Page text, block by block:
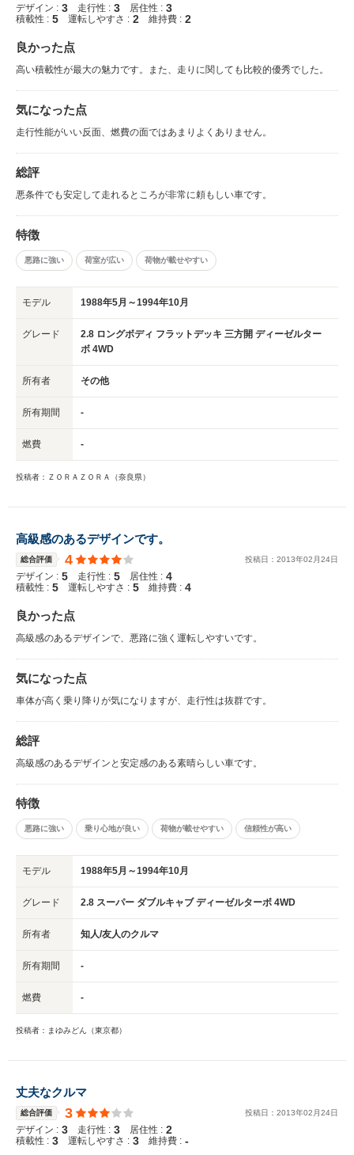
デザイン : 3 走行性 : 3 居住性 : 3
積載性 : 5 運転しやすさ : 2 維持費 : 2
良かった点
高い積載性が最大の魅力です。また、走りに関しても比較的優秀でした。
気になった点
走行性能がいい反面、燃費の面ではあまりよくありません。
総評
悪条件でも安定して走れるところが非常に頼もしい車です。
特徴
悪路に強い 荷室が広い 荷物が載せやすい
モデル 1988年5月～1994年10月
グレード
2.8 ロングボディ フラットデッキ 三方開 ディーゼルター
ボ 4WD
所有者 その他
所有期間 -
燃費 -
投稿者：ＺＯＲＡＺＯＲＡ（奈良県）
高級感のあるデザインです。
総合評価 4 投稿日： 2013年02 月24日
デザイン : 5 走行性 : 5 居住性 : 4
積載性 : 5 運転しやすさ : 5 維持費 : 4
良かった点
高級感のあるデザインで、悪路に強く運転しやすいです。
気になった点
車体が高く乗り降りが気になりますが、走行性は抜群です。
総評
高級感のあるデザインと安定感のある素晴らしい車です。
特徴
悪路に強い 乗り心地が良い 荷物が載せやすい 信頼性が高い
モデル 1988年5月～1994年10月
グレード 2.8 スーパー ダブルキャブ ディーゼルターボ 4WD
所有者 知人/友人のクルマ
所有期間 -
燃費 -
投稿者：まゆみどん（東京都）
丈夫なクルマ
総合評価 3 投稿日： 2013年02 月24日
デザイン : 3 走行性 : 3 居住性 : 2
積載性 : 3 運転しやすさ : 3 維持費 : -